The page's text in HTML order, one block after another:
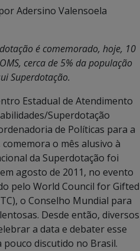
Adersino Valensoela
é comemorado, hoje, 10
cerca de 5% da população
Superdotação.
Estadual de Atendimento
Superdotação
de Políticas para a
comemora o mês alusivo à
da Superdotação foi
agosto de 2011, no evento
pelo World Council for Gifted
o Conselho Mundial para
Desde então, diversos
a data e debater esse
discutido no Brasil.